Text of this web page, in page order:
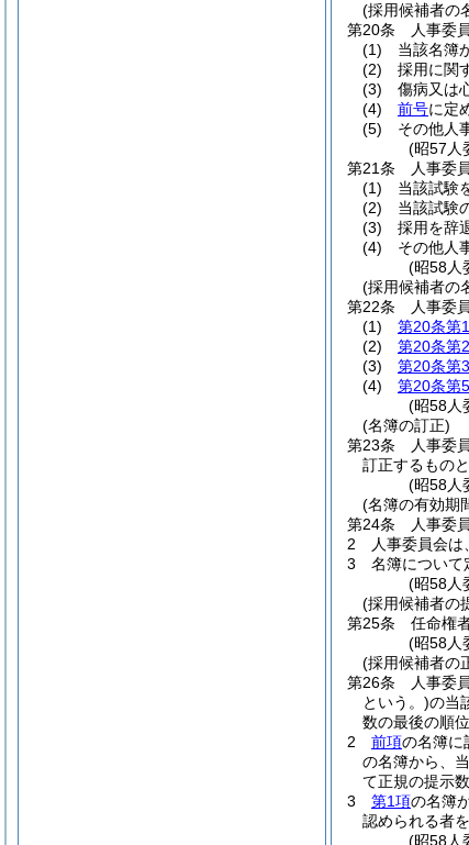
(採用候補者の
第20条
人事委
(1)
当該名簿
(2)
採用に関
(3)
傷病又は
(4)
前号に定
(5)
その他人
(昭57人
第21条
人事委
(1)
当該試験
(2)
当該試験
(3)
採用を辞
(4)
その他人
(昭58人
(採用候補者の
第22条
人事委
(1)
第20条第
(2)
第20条第
(3)
第20条第
(4)
第20条第
(昭58人
(名簿の訂正)
第23条
人事委
訂正するものと
(昭58人
(名簿の有効期
第24条
人事委
2
人事委員会は
3
名簿について
(昭58人
(採用候補者の
第25条
任命権
(昭58人
(採用候補者の
第26条
人事委
という。)の当
数の最後の順
2
前項の名簿に
の名簿から、
て正規の提示
3
第1項の名簿
認められる者
(昭58人